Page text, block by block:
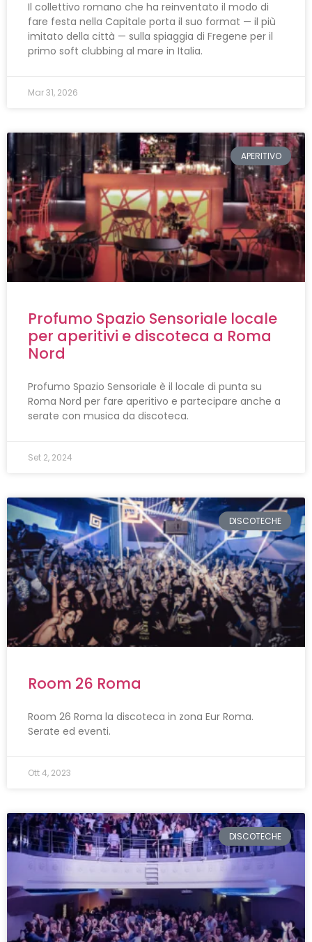
Il collettivo romano che ha reinventato il modo di
fare festa nella Capitale porta il suo format — il più
imitato della città — sulla spiaggia di Fregene per il
primo soft clubbing al mare in Italia.
Mar 31, 2026
APERITIVO
Profumo Spazio Sensoriale locale
per aperitivi e discoteca a Roma
Nord
Profumo Spazio Sensoriale è il locale di punta su
Roma Nord per fare aperitivo e partecipare anche a
serate con musica da discoteca.
Set 2, 2024
DISCOTECHE
Room 26 Roma
Room 26 Roma la discoteca in zona Eur Roma.
Serate ed eventi.
Ott 4, 2023
DISCOTECHE